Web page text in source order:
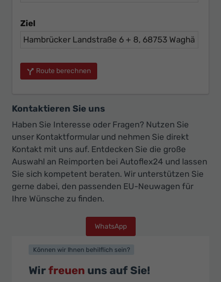
Ziel
Route berechnen
Kontaktieren Sie uns
Haben Sie Interesse oder Fragen? Nutzen Sie
unser Kontaktformular und nehmen Sie direkt
Kontakt mit uns auf. Entdecken Sie die große
Auswahl an Reimporten bei Autoflex24 und lassen
Sie sich kompetent beraten. Wir unterstützen Sie
gerne dabei, den passenden EU-Neuwagen für
Ihre Wünsche zu finden.
WhatsApp
Können wir Ihnen behilflich sein?
Wirfreuen uns auf Sie!